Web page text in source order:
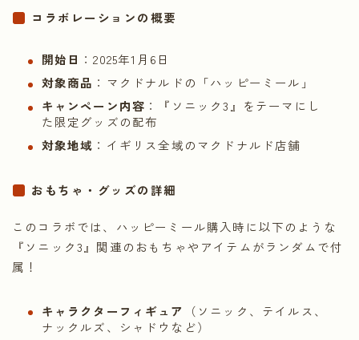
コラボレーションの概要
開始日 ：2025年1月6日
対象商品 ：マクドナルドの「ハッピーミール」
キャンペーン内容 ：『ソニック3』をテーマにし
た限定グッズの配布
対象地域 ：イギリス全域のマクドナルド店舗
おもちゃ・グッズの詳細
このコラボでは、ハッピーミール購入時に以下のような
『ソニック3』関連のおもちゃやアイテムがランダムで付
属！
キャラクターフィギュア
（ソニック、テイルス、
ナックルズ、シャドウなど）